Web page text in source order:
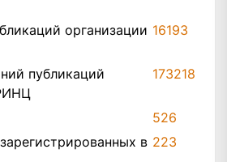
организации 16193
публикаций
173218
526
в 223